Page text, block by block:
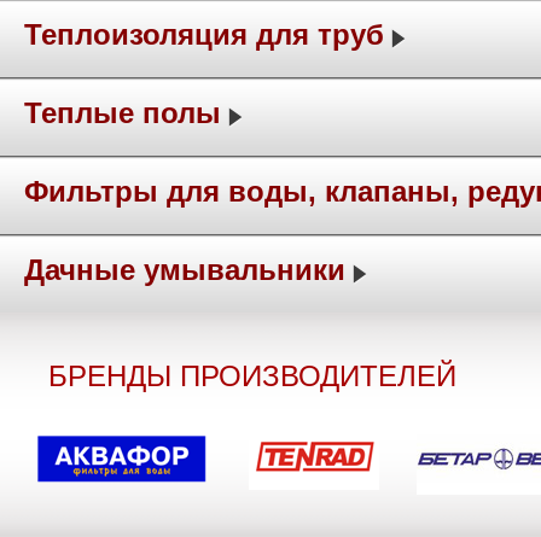
Теплоизоляция для труб
Теплые полы
Фильтры для воды, клапаны,
Дачные умывальники
БРЕНДЫ ПРОИЗВОДИТЕЛЕЙ